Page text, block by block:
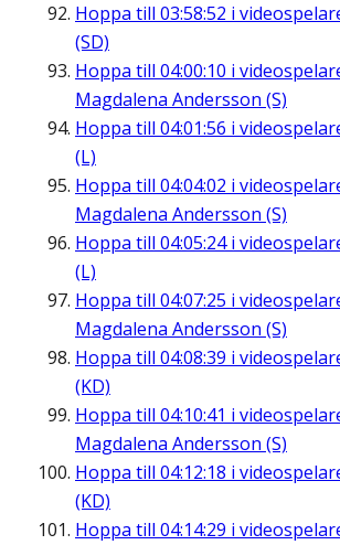
Hoppa till 03:58:52 i
(SD)
Hoppa till 04:00:10 i
Magdalena Andersson (S)
Hoppa till 04:01:56 i
(L)
Hoppa till 04:04:02 i
Magdalena Andersson (S)
Hoppa till 04:05:24i
(L)
Hoppa till 04:07:25 i
Magdalena Andersson (S)
Hoppa till 04:08:39 i
(KD)
Hoppa till 04:10:41 i
Magdalena Andersson (S)
Hoppa till 04:12:18 i
(KD)
Hoppa till 04:14:29 i